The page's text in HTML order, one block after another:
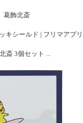
飾北斎
シールド | フリマアプリ
斎 3個セット ...